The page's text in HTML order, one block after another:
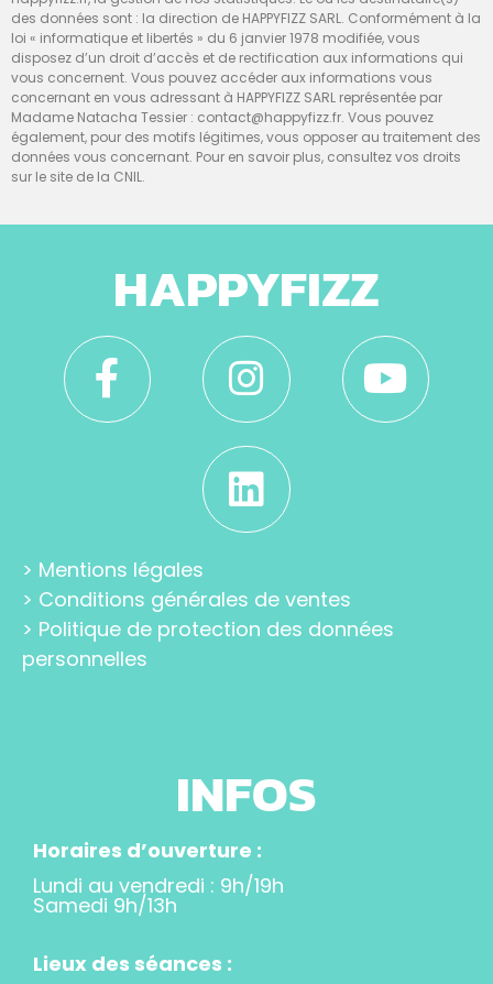
des données sont : la direction de HAPPYFIZZ SARL. Conformément à la
loi « informatique et libertés » du 6 janvier 1978 modifiée, vous
disposez d’un droit d’accès et de rectification aux informations qui
vous concernent. Vous pouvez accéder aux informations vous
concernant en vous adressant à HAPPYFIZZ SARL représentée par
Madame Natacha Tessier : contact@happyfizz.fr. Vous pouvez
également, pour des motifs légitimes, vous opposer au traitement des
données vous concernant. Pour en savoir plus, consultez vos droits
sur le site de la CNIL.
HAPPYFIZZ
> Mentions légales
> Conditions générales de ventes
> Politique de protection des données
personnelles
INFOS
Horaires d’ouverture :
Lundi au vendredi : 9h/19h
Samedi 9h/13h
Lieux des séances :